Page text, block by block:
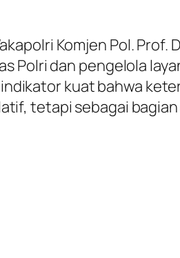
Komjen Pol. Prof.
Polri dan pengelola
kuat bahwa
tetapi sebagai